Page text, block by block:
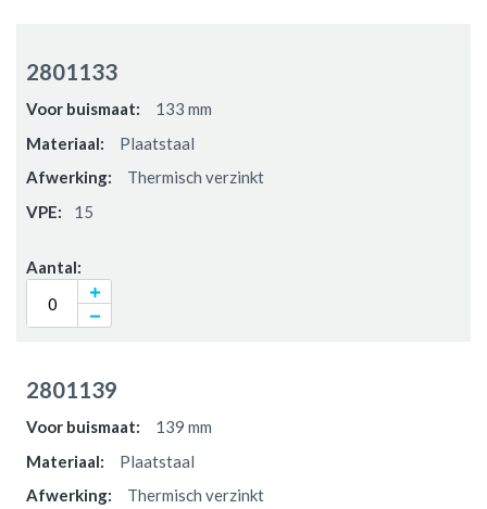
2801133
133 mm
Plaatstaal
Thermisch verzinkt
15
2801139
139 mm
Plaatstaal
Thermisch verzinkt